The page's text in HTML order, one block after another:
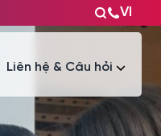
VI
Liên hệ & Câu hỏi